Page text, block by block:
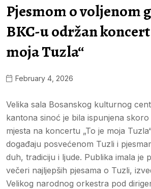
Pjesmom o voljenom
BKC-u održan koncert
moja Tuzla“
February 4, 2026
Velika sala Bosanskog kulturnog
kantona sinoć je bila ispunjena skoro
mjesta na koncertu „To je moja
događaju posvećenom Tuzli i
duh, tradiciju i ljude. Publika imala je
večeri najljepših pjesama o Tuzli,
Velikog narodnog orkestra pod